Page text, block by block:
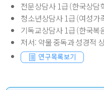
전문상담사 1급 (한국상담
청소년상담사 1급 (여성가
기독교상담사 1급 (한국복
저서: 약물 중독과 성경적